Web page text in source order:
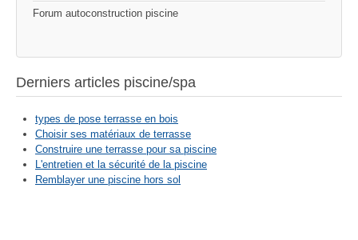
Forum autoconstruction piscine
Derniers articles piscine/spa
types de pose terrasse en bois
Choisir ses matériaux de terrasse
Construire une terrasse pour sa piscine
L'entretien et la sécurité de la piscine
Remblayer une piscine hors sol